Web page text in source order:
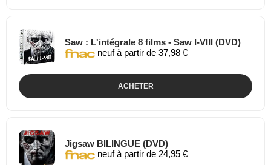
Saw : L'intégrale 8 films - Saw I-VIII (DVD)
neuf à partir de 37,98 €
ACHETER
Jigsaw BILINGUE (DVD)
neuf à partir de 24,95 €